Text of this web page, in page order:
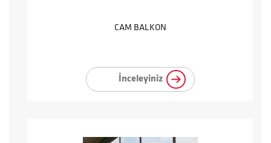
CAM BALKON
İnceleyiniz